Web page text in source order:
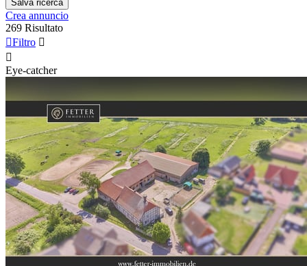
Salva ricerca
Crea annuncio
269 Risultato
Filtro 

Eye-catcher